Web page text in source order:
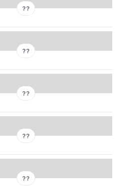
??
??
??
??
??